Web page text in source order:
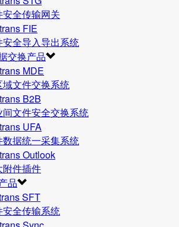
安全传输网关
FIE
安全导入导出系统
交换产品
MDE
域文件交换系统
B2B
间文件安全交换系统
UFA
数据统⼀采集系统
Outlook
附件插件
品
SFT
安全传输系统